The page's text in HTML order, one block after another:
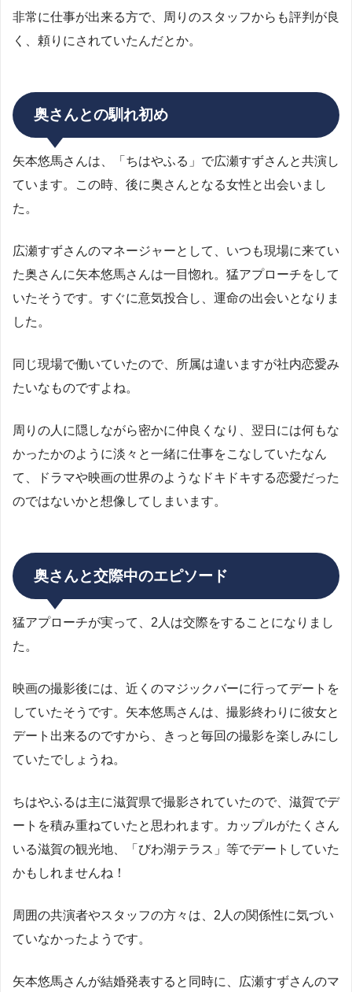
非常に仕事が出来る方で、周りのスタッフからも評判が良
く、頼りにされていたんだとか。
奥さんとの馴れ初め
矢本悠馬さんは、「ちはやふる」で広瀬すずさんと共演し
ています。この時、後に奥さんとなる女性と出会いまし
た。
広瀬すずさんのマネージャーとして、いつも現場に来てい
た奥さんに矢本悠馬さんは一目惚れ。猛アプローチをして
いたそうです。すぐに意気投合し、運命の出会いとなりま
した。
同じ現場で働いていたので、所属は違いますが社内恋愛み
たいなものですよね。
周りの人に隠しながら密かに仲良くなり、翌日には何もな
かったかのように淡々と一緒に仕事をこなしていたなん
て、ドラマや映画の世界のようなドキドキする恋愛だった
のではないかと想像してしまいます。
奥さんと交際中のエピソード
猛アプローチが実って、2人は交際をすることになりまし
た。
映画の撮影後には、近くのマジックバーに行ってデートを
していたそうです。矢本悠馬さんは、撮影終わりに彼女と
デート出来るのですから、きっと毎回の撮影を楽しみにし
ていたでしょうね。
ちはやふるは主に滋賀県で撮影されていたので、滋賀でデ
ートを積み重ねていたと思われます。カップルがたくさん
いる滋賀の観光地、「びわ湖テラス」等でデートしていた
かもしれませんね！
周囲の共演者やスタッフの方々は、2人の関係性に気づい
ていなかったようです。
矢本悠馬さんが結婚発表すると同時に、広瀬すずさんのマ